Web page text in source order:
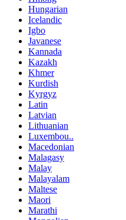
Hungarian
Icelandic
Igbo
Javanese
Kannada
Kazakh
Khmer
Kurdish
Kyrgyz
Latin
Latvian
Lithuanian
Luxembou..
Macedonian
Malagasy
Malay
Malayalam
Maltese
Maori
Marathi